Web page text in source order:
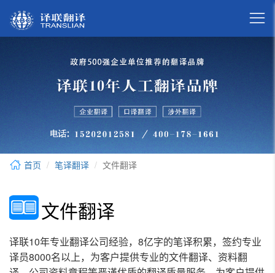

首页 笔译翻译 文件翻译
文件翻译
译联10年专业翻译公司经验，8亿字的笔译积累，签约专业
译员8000名以上，为客户提供专业的文件翻译、资料翻